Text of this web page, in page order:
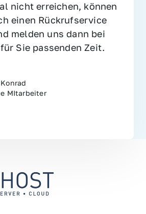
nicht erreichen, können
einen Rückrufservice
melden uns dann bei
Sie passenden Zeit.
MItarbeiter